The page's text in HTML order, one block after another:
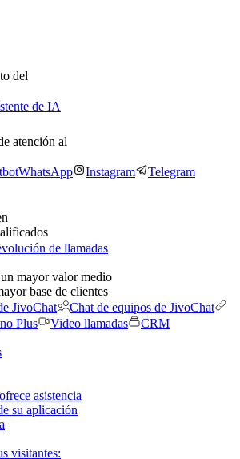
del
de IA
atención al
WhatsApp Instagram Telegram
de llamadas
mayor valor medio
base de clientes
JivoChat
Chat de equipos de JivoChat
Plus Video llamadas
CRM
asistencia
su aplicación
visitantes: